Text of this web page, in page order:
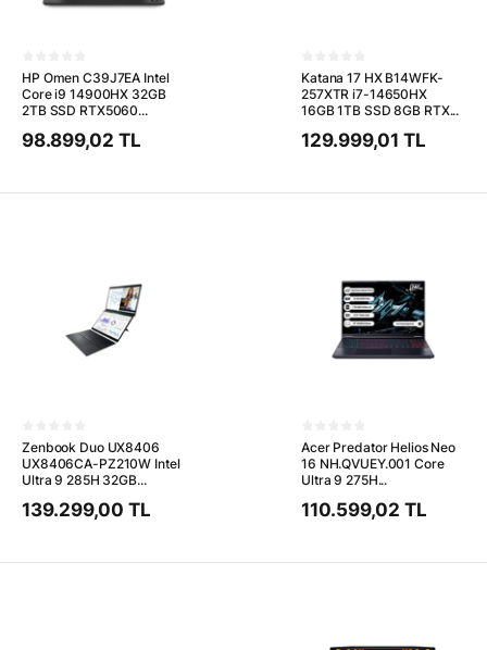
HP Omen C39J7EA Intel
Core i9 14900HX 32GB
2TB SSD RTX5060...
98.899,02 TL
Katana 17 HX B14WFK-
257XTR i7-14650HX
16GB 1TB SSD 8GB RTX...
129.999,01 TL
Zenbook Duo UX8406
UX8406CA-PZ210W Intel
Ultra 9 285H 32GB...
139.299,00 TL
Acer Predator Helios Neo
16 NH.QVUEY.001 Core
Ultra 9 275H...
110.599,02 TL